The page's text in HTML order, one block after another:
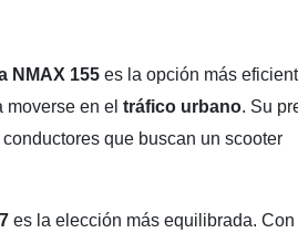
NMAX 155 es la opción más
en el tráfico urbano. Su
que buscan un scooter
es la elección más equilibrada. Con